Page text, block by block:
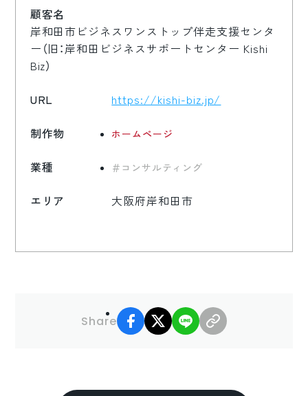
顧客名
岸和田市ビジネスワンストップ伴走支援センタ
ー（旧：岸和田ビジネスサポートセンター Kishi
Biz）
URL https://kishi-biz.jp/
制作物 ホームページ
業種 コンサルティング
エリア 大阪府岸和田市
Share
facebook
X LINE